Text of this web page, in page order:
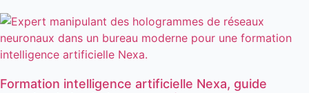
Formation intelligence artificielle Nexa, guide